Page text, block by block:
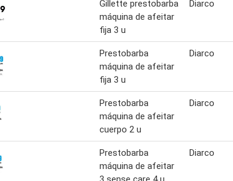
Gillette prestobarba
máquina de afeitar
fija 3 u
Diarco
Prestobarba
máquina de afeitar
fija 3 u
Diarco
Prestobarba
máquina de afeitar
cuerpo 2 u
Diarco
Prestobarba
máquina de afeitar
Diarco